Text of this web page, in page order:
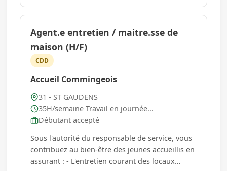
recherché : Profil recherc...
Agent.e entretien / maitre.sse de
maison (H/F)
CDD
Accueil Commingeois
31 - ST GAUDENS
35H/semaine Travail en journée...
Débutant accepté
Sous l'autorité du responsable de service, vous
contribuez au bien-être des jeunes accueillis en
assurant : - L'entretien courant des locaux